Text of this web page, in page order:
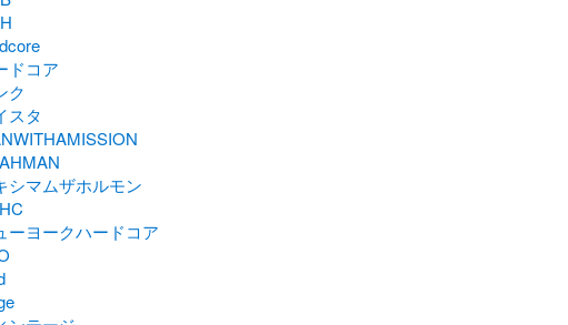
ドコア
ク
スタ
シマムザホルモン
ーヨークハードコア